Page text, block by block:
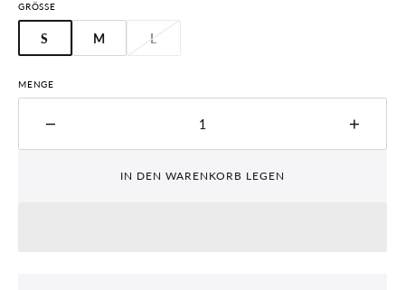
NICHT
VERFÜGBAR
GRÖSSE
SVARIANTE
ODER
NICHT
MVARIANTE
NICHT
LVARIANTE
NICHT
MENGE
Menge
für
Menge
für
IN DEN WARENKORB LEGEN